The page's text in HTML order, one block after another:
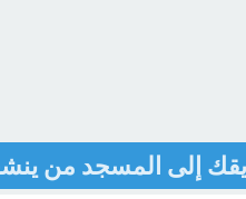
إلى المسجد من